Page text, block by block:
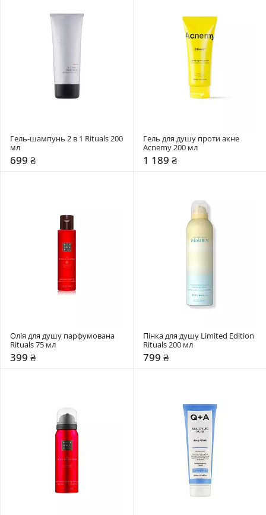
Гель-шампунь 2 в 1 Rituals 200
мл
699 ₴
Гель для душу проти акне
Acnemy 200 мл
1 189 ₴
Олія для душу парфумована
Rituals 75 мл
399 ₴
Пінка для душу Limited Edition
Rituals 200 мл
799 ₴